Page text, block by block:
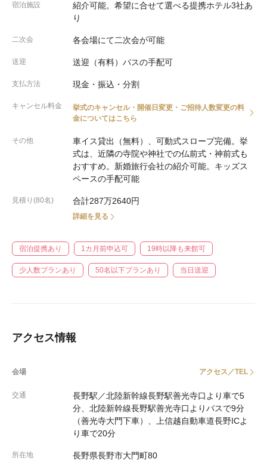
宿泊施設
紹介可能。希望に合せて選べる提携ホテル3社あ
り
二次会 各会場にて二次会が可能
送迎 送迎（有料）バスの手配可
支払方法 現金・振込・分割
キャンセル料金
挙式のキャンセル・開催日変更・ご招待人数変更の料
金についてはこちら
その他
車イス貸出（無料）、可動式スロープ完備。挙
式は、近隣の寺院や神社での仏前式・神前式も
おすすめ。新婚旅行会社の紹介可能。キッズス
ペースの手配可能
見積り(80名) 合計287万2640円
詳細を見る
宿泊提携あり 1カ月前申込可 19時以降も来館可
少人数プランあり 50名以下プランあり 当日送迎
アクセス情報
会場 アクセス／TEL
交通
長野駅／北陸新幹線長野駅善光寺口より車で5
分、北陸新幹線長野駅善光寺口よりバスで9分
（善光寺大門下車）、上信越自動車道長野ICよ
り車で20分
所在地 長野県長野市大門町80